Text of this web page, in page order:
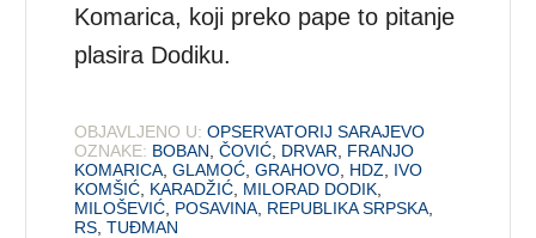
Komarica, koji preko pape to pitanje
plasira Dodiku.
OBJAVLJENO U: OPSERVATORIJ SARAJEVO
OZNAKE: BOBAN ,ČOVIĆ DRVAR
FRANJO
KOMARICA ,GLAMOĆ ,GRAHOVO HDZ
IVO
KOMŠIĆ KARADŽIĆ MILORAD DODIK
MILOŠEVIĆ POSAVINA REPUBLIKA SRPSKA
RS ,TUĐMAN